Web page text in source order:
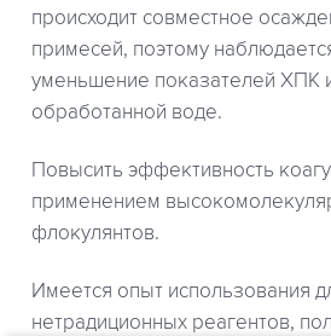
происходит совместное
примесей, поэтому
уменьшение показателей ХПК
обработанной воде.
Повысить эффективность
применением
флокулянтов.
Имеется опыт использования
нетрадиционных реагентов,